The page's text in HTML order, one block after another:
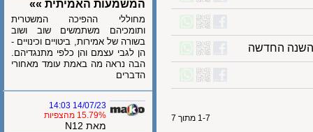
החדשה
המשמעות האמיתית »»
מחוללי ההפיכה המשטרית
ותומכיהם משתמשים שוב ושוב
בשורה של אמירות, ביטויים וכינויים -
הן לגבי עצמם והן כלפי מתנגדיהם.
הבה נראה מה באמת עומד מאחורי
הדברים
14/07/23 14:03
15.79% מהצפיות
מאת N12